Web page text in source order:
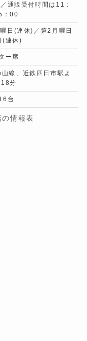
通販受付時間は11：
：00
日(連休)／第2月曜日
(連休)
ー席
線、近鉄四日市駅よ
18分
台
情報表